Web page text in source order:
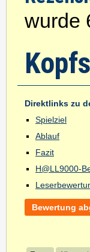
wurde
Direktlinks zu
Spielziel
Ablauf
Fazit
H@LL9000-
Bewertung